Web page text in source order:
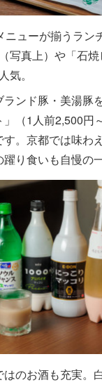
ニューが揃うラン
写真上）や「石
気。
ンド豚・美湯豚
」（1人前2,500円
。京都では味わ
り食いも自慢の一
のお酒も充実。